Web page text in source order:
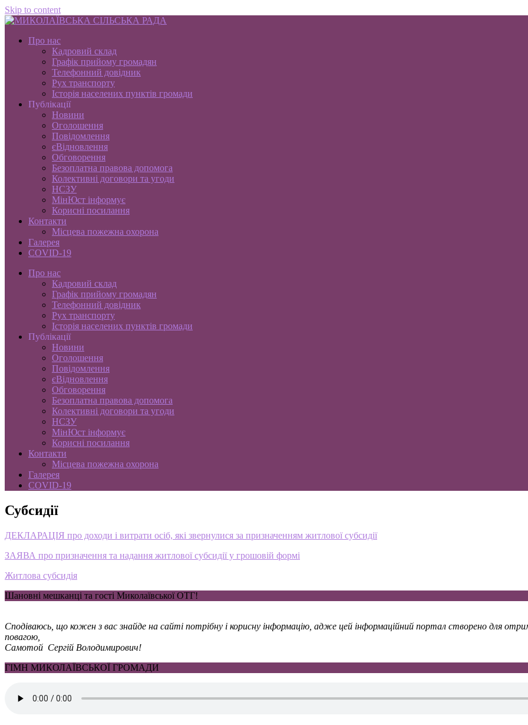
Skip to content
Про нас
Кадровий склад
Графік прийому громадян
Телефонний довідник
Рух транспорту
Історія населених пунктів громади
Публікації
Новини
Оголошення
Повідомлення
єВідновлення
Обговорення
Безоплатна правова допомога
Колективні договори та угоди
НСЗУ
МінЮст інформує
Корисні посилання
Контакти
Місцева пожежна охорона
Галерея
COVID-19
Про нас
Кадровий склад
Графік прийому громадян
Телефонний довідник
Рух транспорту
Історія населених пунктів громади
Публікації
Новини
Оголошення
Повідомлення
єВідновлення
Обговорення
Безоплатна правова допомога
Колективні договори та угоди
НСЗУ
МінЮст інформує
Корисні посилання
Контакти
Місцева пожежна охорона
Галерея
COVID-19
Субсидії
ДЕКЛАРАЦІЯ про доходи і витрати осіб, які звернулися за призначенням житлової субсидії
ЗАЯВА про призначення та надання житлової субсидії у грошовій формі
Житлова субсидія
Шановні мешканці та гості Миколаївської ОТГ!
Сподіваюсь, що кожен з вас знайде на сайті потрібну і корисну інформацію, адже цей інформаційний портал створено для
повагою,
Самотой Сергій Володимирович!
ГІМН МИКОЛАЇВСЬКОЇ ГРОМАДИ